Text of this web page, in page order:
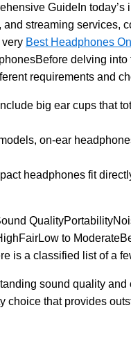
GuideIn
streaming
very Best Headphones
delving
requirements and
big ear cups that
on-ear
headphones fit
to
is a classified list of a
sound quality and
choice that provides